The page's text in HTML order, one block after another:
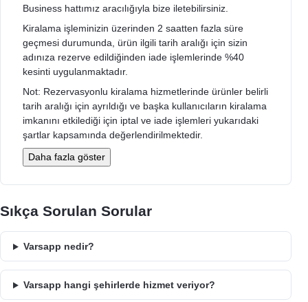
Business hattımız aracılığıyla bize iletebilirsiniz.
Kiralama işleminizin üzerinden 2 saatten fazla süre
geçmesi durumunda, ürün ilgili tarih aralığı için sizin
adınıza rezerve edildiğinden iade işlemlerinde %40
kesinti uygulanmaktadır.
Not: Rezervasyonlu kiralama hizmetlerinde ürünler belirli
tarih aralığı için ayrıldığı ve başka kullanıcıların kiralama
imkanını etkilediği için iptal ve iade işlemleri yukarıdaki
şartlar kapsamında değerlendirilmektedir.
Daha fazla göster
Sıkça Sorulan Sorular
Varsapp nedir?
Varsapp hangi şehirlerde hizmet veriyor?